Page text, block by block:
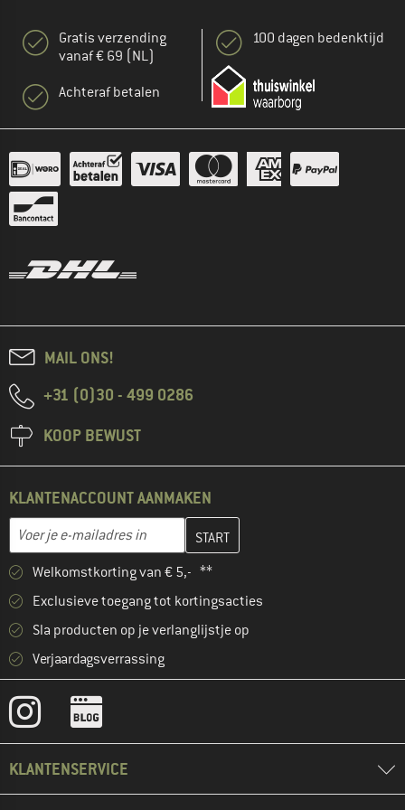
Gratis verzending
vanaf € 69 (NL)
Achteraf betalen
100 dagen bedenktijd
MAIL ONS!
+31 (0)30 - 499 0286
KOOP BEWUST
KLANTENACCOUNT AANMAKEN
E-mailadres
Vul je e-mailadres hier in en maak in de volgende stap je
Welkomstkorting van € 5,- **
Exclusieve toegang tot kortingsacties
Sla producten op je verlanglijstje op
Verjaardagsverrassing
KLANTENSERVICE